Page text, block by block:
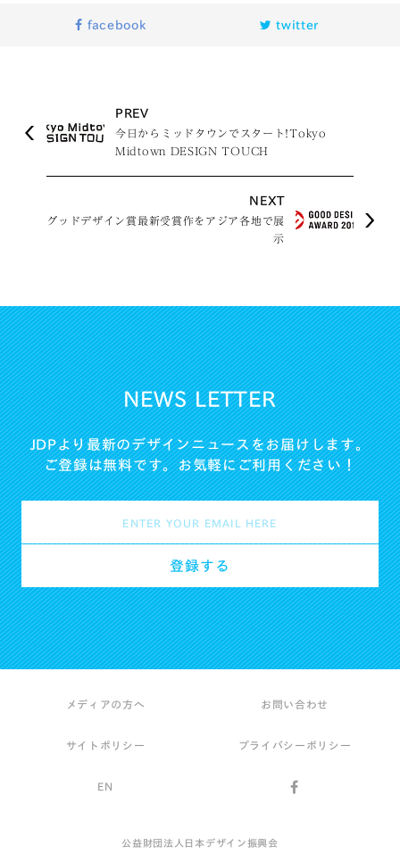
facebook twitter
PREV
今日からミッドタウンでスタート!Tokyo
Midtown DESIGN TOUCH
NEXT
グッドデザイン賞最新受賞作をアジア各地で展
示
NEWS LETTER
JDPより最新のデザインニュースをお届けします。
ご登録は無料です。お気軽にご利用ください！
メディアの方へ お問い合わせ
サイトポリシー プライバシーポリシー
EN
公益財団法人日本デザイン振興会